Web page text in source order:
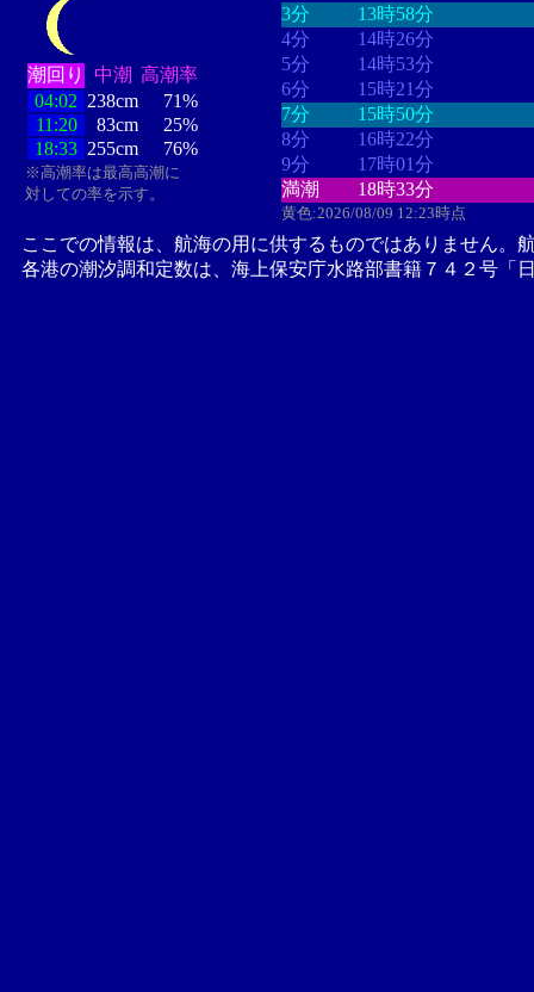
潮回り 中潮 高潮率
04:02 238cm
71%
11:20
83cm
25%
18:33 255cm 76%
※高潮率は最高高潮に
対しての率を示す。
3分
13時58分
4分
14時26分
5分
14時53分
6分
15時21分
7分
15時50分
8分
16時22分
9分
17時01分
満潮
18時33分
黄色:2026/08/09 12:23時点
ここでの情報は、航海の用に供するものではありません。
各港の潮汐調和定数は、海上保安庁水路部書籍７４２号「